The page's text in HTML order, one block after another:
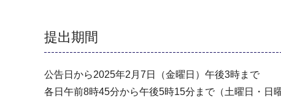
提出期間
公告日から2025年2月7日（金曜日）午後3時まで
各日午前8時45分から午後5時15分まで（⼟曜日・⽇